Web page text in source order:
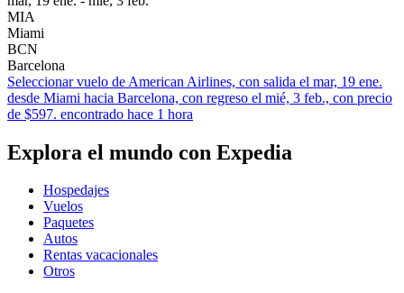
MIA
Miami
BCN
Barcelona
Seleccionar vuelo de American Airlines, con salida el mar, 19 ene.
desde Miami hacia Barcelona, con regreso el mié, 3 feb., con precio
de $597. encontrado hace 1 hora
Explora el mundo con Expedia
Hospedajes
Vuelos
Paquetes
Autos
Rentas vacacionales
Otros